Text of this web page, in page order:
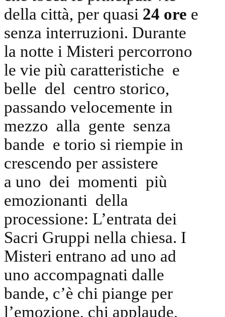
della città, per quasi 24 ore e
senza interruzioni. Durante
la notte i Misteri percorrono
le vie più caratteristiche e
belle del centro storico,
passando velocemente in
mezzo alla gente senza
bande e torio si riempie in
crescendo per assistere
a uno dei momenti più
emozionanti della
processione: L’entrata dei
Sacri Gruppi nella chiesa. I
Misteri entrano ad uno ad
uno accompagnati dalle
bande, c’è chi piange per
l’emozione, chi applaude,